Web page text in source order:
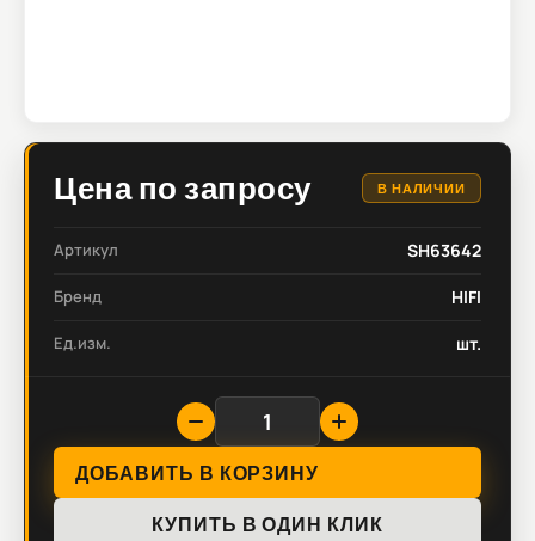
Цена по запросу В НАЛИЧИИ
Артикул SH63642
Бренд HIFI
Ед.изм. шт.
ДОБАВИТЬ В КОРЗИНУ
КУПИТЬ В ОДИН КЛИК